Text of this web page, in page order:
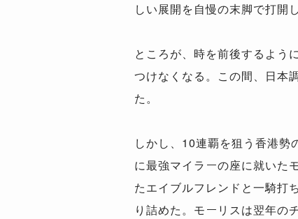
しい展開を自慢の末脚で打開
ところが、時を前後するよう
つけなくなる。この間、日本
た。
しかし、10連覇を狙う香港
に最強マイラーの座に就いた
たエイブルフレンドと一騎打
り詰めた。モーリスは翌年の